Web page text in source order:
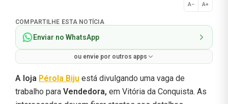
A− A+
Normal
COMPARTILHE ESTA NOTÍCIA
Enviar no WhatsApp
ou envie por outros apps
A loja Pérola Biju está divulgando uma vaga de
trabalho para Vendedora, em Vitória da Conquista. As